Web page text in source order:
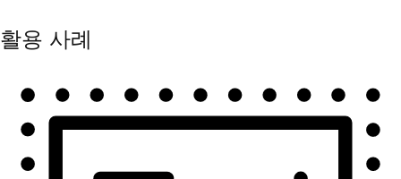
활용 사례